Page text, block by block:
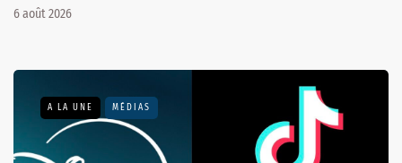
6 août 2026
A LA UNE MÉDIAS